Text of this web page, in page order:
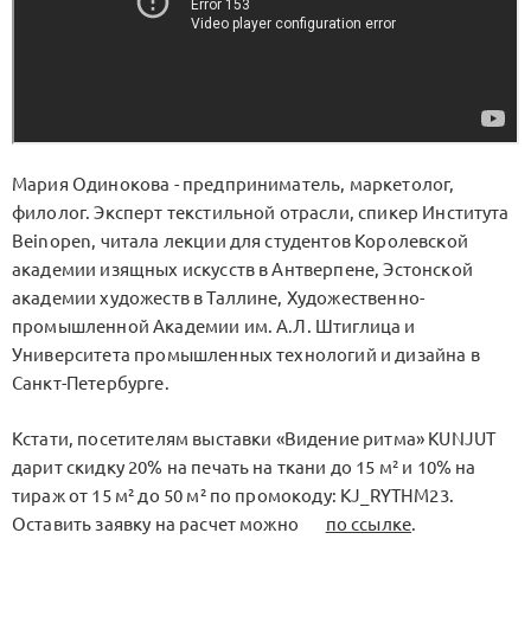
Мария Одинокова - предприниматель, маркетолог,
филолог. Эксперт текстильной отрасли, спикер Института
Beinopen, читала лекции для студентов Королевской
академии изящных искусств в Антверпене, Эстонской
академии художеств в Таллине, Художественно-
промышленной Академии им. А.Л. Штиглица и
Университета промышленных технологий и дизайна в
Санкт-Петербурге.
Кстати, посетителям выставки «Видение ритма» KUNJUT
дарит скидку 20% на печать на ткани до 15 м² и 10% на
тираж от 15 м² до 50 м² по промокоду: KJ_RYTHM23.
Оставить заявку на расчет можно
по ссылке.